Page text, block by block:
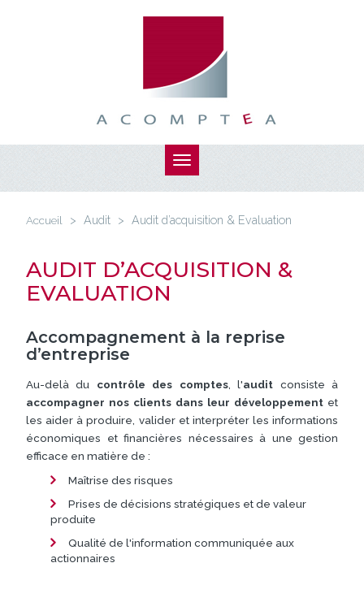
Toggle
navigation
êtesAccueil > Audit > Audit d’acquisition & Evaluation
AUDIT D’ACQUISITION &
EVALUATION
Accompagnement à la reprise
d’entreprise
Au-delà du contrôle des comptes, l'audit consiste à
accompagner nos clients dans leur développement et
les aider à produire, valider et interpréter les informations
économiques et financières nécessaires à une gestion
efficace en matière de :
Maîtrise des risques
Prises de décisions stratégiques et de valeur
produite
Qualité de l'information communiquée aux
actionnaires